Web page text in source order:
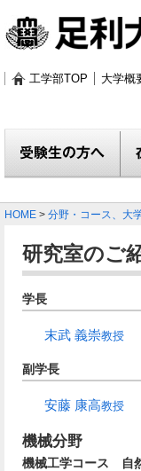
工学部TOP 大学概
HOME > 分野・コース、大
研究室のご
学長
末武 義崇教授
副学長
安藤 康高教授
機械分野
機械工学コース 自